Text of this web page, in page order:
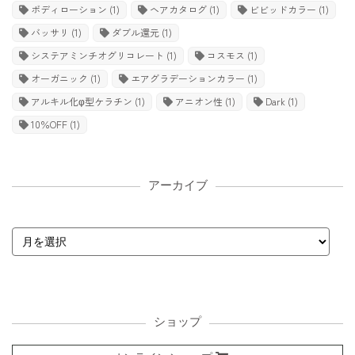
ボディローション (1) ヘアカタログ (1) ビビッドカラー (1)
バッサリ (1) ダブル還元 (1)
システアミンチオグリコレート (1) コスモス (1)
オーガニック (1) エアグラデーションカラー (1)
アルキル化φ型ケラチン (1) アニオン性 (1) Dark (1)
10％OFF (1)
アーカイブ
ショップ